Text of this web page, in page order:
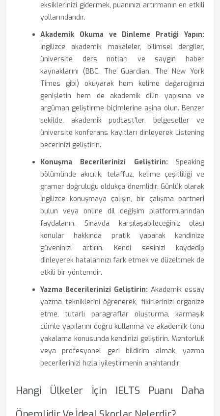
eksiklerinizi gidermek, puanınızı artırmanın en etkili
yollarındandır.
Akademik Okuma ve Dinleme Pratiği Yapın:
İngilizce akademik makaleler, bilimsel dergiler,
üniversite ders notları ve saygın haber
kaynaklarını (BBC, The Guardian, The New York
Times gibi) okuyarak hem kelime dağarcığınızı
genişletin hem de akademik dilin yapısına ve
argüman geliştirme biçimlerine aşina olun. Benzer
şekilde, akademik podcast'ler, belgeseller ve
üniversite konferans kayıtları dinleyerek Listening
becerinizi geliştirin.
Konuşma Becerilerinizi Geliştirin: Speaking
bölümünde akıcılık, telaffuz, kelime çeşitliliği ve
gramer doğruluğu oldukça önemlidir. Günlük olarak
İngilizce konuşmaya çalışın, bir çalışma partneri
bulun veya online dil değişim platformlarından
faydalanın. Sınavda karşılaşabileceğiniz olası
konular hakkında pratik yaparak kendinize
güveninizi artırın. Kendi sesinizi kaydedip
dinleyerek hatalarınızı fark etmek ve düzeltmek de
etkili bir yöntemdir.
Yazma Becerilerinizi Geliştirin: Akademik essay
yazma tekniklerini öğrenerek, fikirlerinizi organize
etme, tutarlı paragraflar oluşturma, karmaşık
cümle yapılarını doğru kullanma ve akademik tonu
yakalama konusunda kendinizi geliştirin. Mentorluk
veya profesyonel geri bildirim almak, yazma
becerilerinizi hızla iyileştirmenin anahtarıdır.
Hangi Ülkeler İçin IELTS Puanı Daha